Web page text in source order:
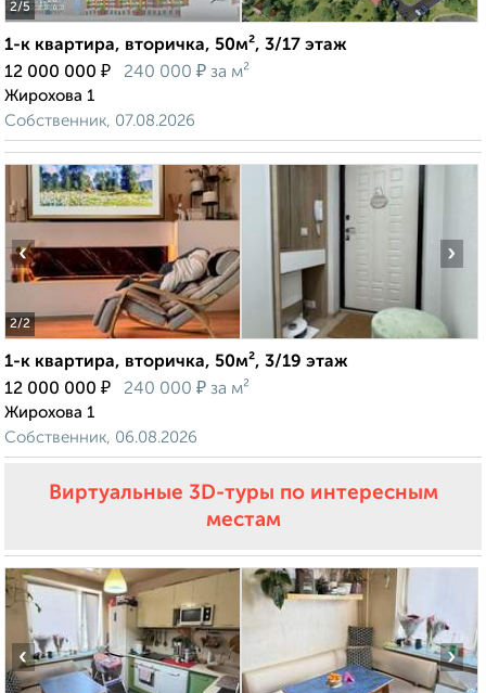
2/5
1-к квартира, вторичка, 50м², 3/17 этаж
12 000 000 ₽ 240 000 ₽ за м²
Жирохова 1
Собственник, 07.08.2026
2/2
‹ ›
1-к квартира, вторичка, 50м², 3/19 этаж
12 000 000 ₽ 240 000 ₽ за м²
Жирохова 1
Собственник, 06.08.2026
Виртуальные 3D-туры по интересным
местам
‹ ›